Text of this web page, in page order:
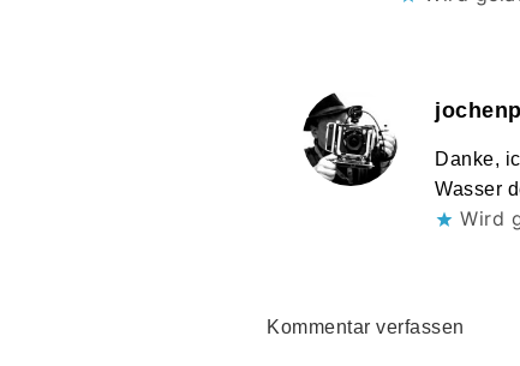
Danke,
Wasser
Wird
Kommentar verfassen